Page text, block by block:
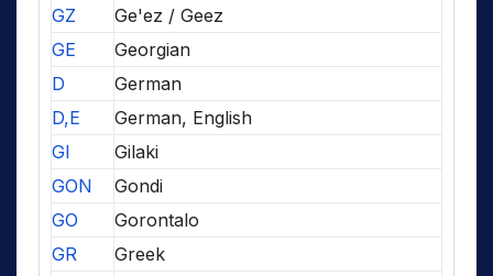
GZ
Ge'ez / Geez
GE
Georgian
D
German
D,E
German, English
GI
Gilaki
GON
Gondi
GO
Gorontalo
GR
Greek